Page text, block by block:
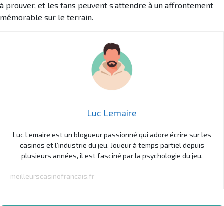
à prouver, et les fans peuvent s’attendre à un affrontement
mémorable sur le terrain.
Luc Lemaire
Luc Lemaire est un blogueur passionné qui adore écrire sur les
casinos et l’industrie du jeu. Joueur à temps partiel depuis
plusieurs années, il est fasciné par la psychologie du jeu.
meilleurscasinofrancais.fr